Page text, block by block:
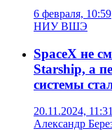
6 февраля, 10:59
НИУ ВШЭ
SpaceX не
Starship, а
системы
20.11.2024, 11:31
Александр